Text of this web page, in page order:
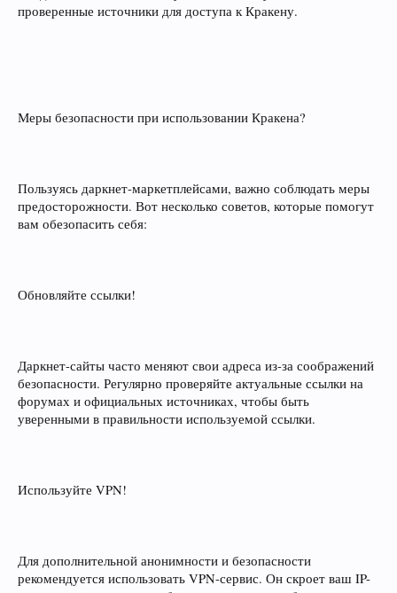
проверенные источники для доступа к Кракену.
Меры безопасности при использовании Кракена?
Пользуясь даркнет-маркетплейсами, важно соблюдать меры
предосторожности. Вот несколько советов, которые помогут
вам обезопасить себя:
Обновляйте ссылки!
Даркнет-сайты часто меняют свои адреса из-за соображений
безопасности. Регулярно проверяйте актуальные ссылки на
форумах и официальных источниках, чтобы быть
уверенными в правильности используемой ссылки.
Используйте VPN!
Для дополнительной анонимности и безопасности
рекомендуется использовать VPN-сервис. Он скроет ваш IP-